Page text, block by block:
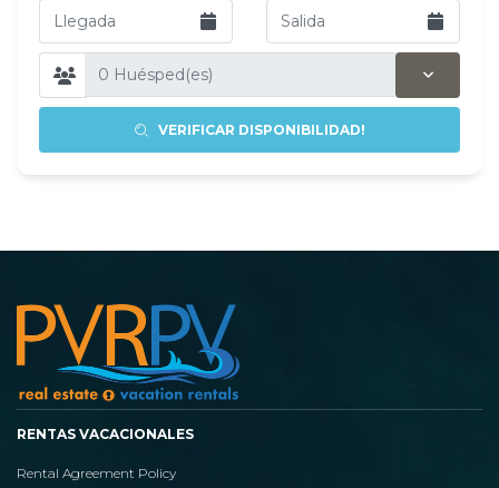
VERIFICAR DISPONIBILIDAD!
RENTAS VACACIONALES
Rental Agreement Policy